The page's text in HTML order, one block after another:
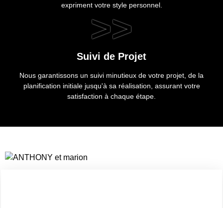
expriment votre style personnel.
>>
Suivi de Projet
Nous garantissons un suivi minutieux de votre projet, de la
planification initiale jusqu'à sa réalisation, assurant votre
satisfaction à chaque étape.